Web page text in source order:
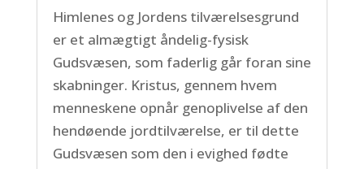
Himlenes og Jordens tilværelsesgrund
er et almægtigt åndelig-fysisk
Gudsvæsen, som faderlig går foran sine
skabninger. Kristus, gennem hvem
menneskene opnår genoplivelse af den
hendøende jordtilværelse, er til dette
Gudsvæsen som den i evighed fødte